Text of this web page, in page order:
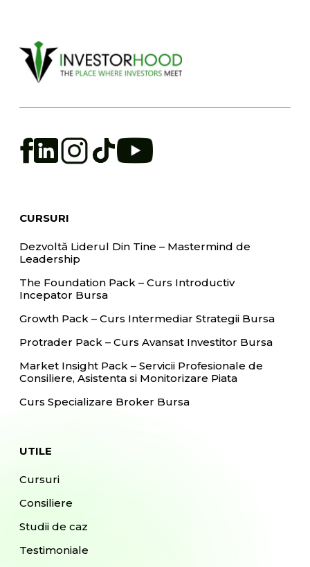
CURSURI
Dezvoltă Liderul Din Tine – Mastermind de
Leadership
The Foundation Pack – Curs Introductiv
Incepator Bursa
Growth Pack – Curs Intermediar Strategii Bursa
Protrader Pack – Curs Avansat Investitor Bursa
Market Insight Pack – Servicii Profesionale de
Consiliere, Asistenta si Monitorizare Piata
Curs Specializare Broker Bursa
UTILE
Cursuri
Consiliere
Studii de caz
Testimoniale